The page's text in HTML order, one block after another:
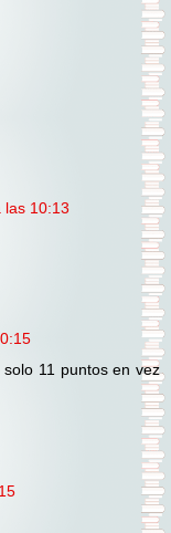
las 10:13
11 puntos en vez